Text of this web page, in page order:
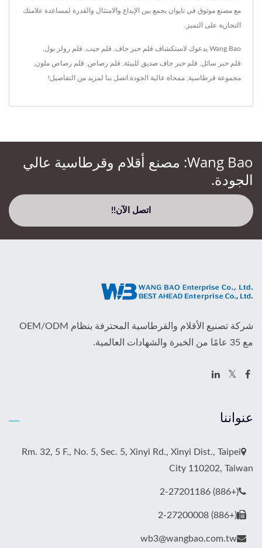
مع مصنع موثوق في تايوان يجمع بين الإبداع والامتثال والقدرة لمساعدة علامتك
التجارية على التميز.
Wang Bao يدعوك لاستكشاف قلم حبر جاف قلم جيب قلم رولر بول
قلم حبر سائل قلم حبر جاف صديق للبيئة قلم رصاص قلم رصاص ملون
مجموعة قرطاسية ممحاة عالية الجودة. اتصل بنا لمزيد من التفاصيل!
Wang Bao: مصنع أقلام وقرطاسية عالي
الجودة.
اتصل الآن!!
شركة تصنيع الأقلام والقرطاسية المحترفة بنظام OEM/ODM
مع 35 عامًا من الخبرة والشهادات العالمية.
عنواننا
Rm. 32, 5 F., No. 5, Sec. 5, Xinyi Rd., Xinyi Dist., Taipei
City 110202, Taiwan
(+886) 2-27201186
(+886) 2-27200008
wb3@wangbao.com.tw